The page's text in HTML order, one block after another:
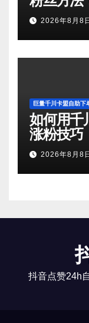
2026年8月8
巨量千川卡盟自助下
如何用千
涨粉技巧
2026年8月8
抖音点赞24h